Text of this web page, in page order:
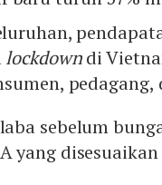
lockdowndi
sebelum
yang